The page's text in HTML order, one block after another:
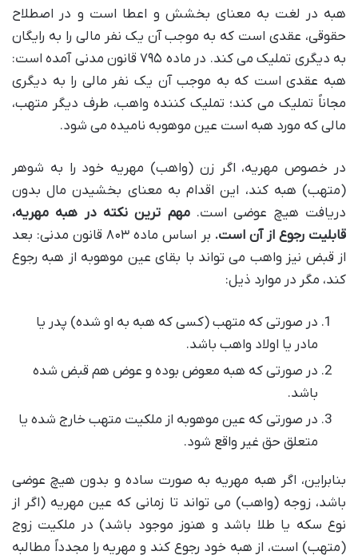
هبه در لغت به معنای بخشش و اعطا است و در اصطلاح
حقوقی، عقدی است که به موجب آن یک نفر مالی را به رایگان
به دیگری تملیک می کند. در ماده ۷۹۵ قانون مدنی آمده است:
هبه عقدی است که به موجب آن یک نفر مالی را به دیگری
مجاناً تملیک می کند؛ تملیک کننده واهب، طرف دیگر متهب،
مالی که مورد هبه است عین موهوبه نامیده می شود.
در خصوص مهریه، اگر زن (واهب) مهریه خود را به شوهر
(متهب) هبه کند، این اقدام به معنای بخشیدن مال بدون
دریافت هیچ عوضی است.مهم ترین نکته در هبه مهریه،
قابلیت رجوع از آن است.
بر اساس ماده ۸۰۳ قانون مدنی: بعد
از قبض نیز واهب می تواند با بقای عین موهوبه از هبه رجوع
کند، مگر در موارد ذیل:
در صورتی که متهب (کسی که هبه به او شده) پدر یا
مادر یا اولاد واهب باشد.
در صورتی که هبه معوض بوده و عوض هم قبض شده
باشد.
در صورتی که عین موهوبه از ملکیت متهب خارج شده یا
متعلق حق غیر واقع شود.
بنابراین، اگر هبه مهریه به صورت ساده و بدون هیچ عوضی
باشد، زوجه (واهب) می تواند تا زمانی که عین مهریه (اگر از
نوع سکه یا طلا باشد و هنوز موجود باشد) در ملکیت زوج
(متهب) است، از هبه خود رجوع کند و مهریه را مجدداً مطالبه